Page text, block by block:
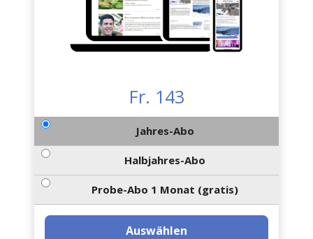
Fr. 143
Jahres-Abo
Halbjahres-Abo
Probe-Abo 1 Monat (gratis)
Auswählen